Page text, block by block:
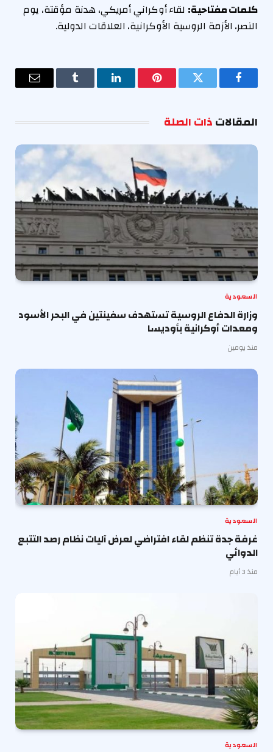
كلمات مفتاحية: لقاء أوكراني أمريكي، هدنة مؤقتة، يوم
النصر، الأزمة الروسية الأوكرانية، العلاقات الدولية.
فيسبوك تويتر بينتيريستلينكدإن Tumblr
البريد
المقالاتذات الصلة
السعودية
وزارة الدفاع الروسية تستهدف سفينتين في البحر الأسود
ومعدات أوكرانية بأوديسا
منذ يومين
السعودية
غرفة جدة تنظم لقاء افتراضي لعرض آليات نظام رصد التتبع
الدوائي
منذ 3 أيام
السعودية